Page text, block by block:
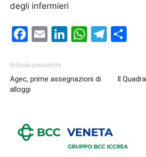
degli infermieri
Facebook
EmailLinkedIn
Articolo precedente
Agec, prime assegnazioni di
alloggi
Il